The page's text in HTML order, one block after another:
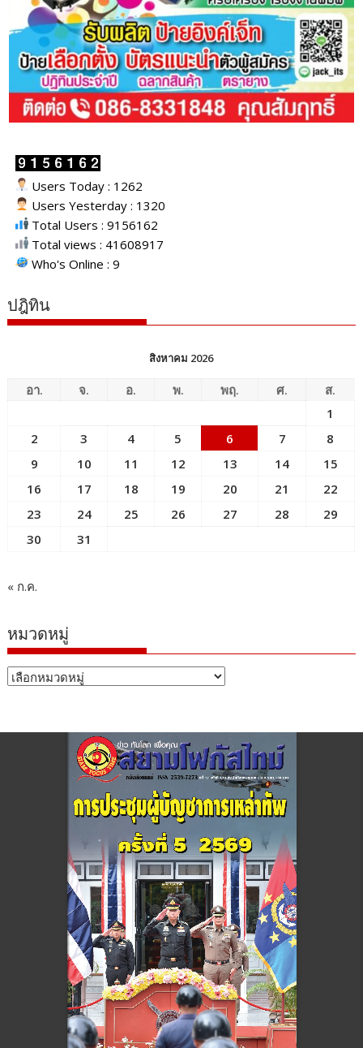
Users Today : 1262
Users Yesterday : 1320
Total Users : 9156162
Total views : 41608917
Who's Online : 9
ปฎิทิน
สิงหาคม 2026
อา. จ. อ. พ. พฤ. ศ.
ส.
1
2
3 4 5 6 7
8
9
10 11 12 13 14
15
16
17 18 19 20 21
22
23
24 25 26 27 28
29
30
31
« ก.ค.
หมวดหมู่
หมวด